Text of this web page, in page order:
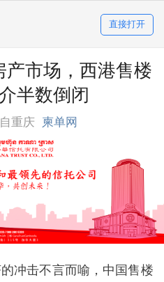
直接打开
市场，西港售楼
半数倒闭
重庆 柬单网
冲击不言而喻，中国售楼